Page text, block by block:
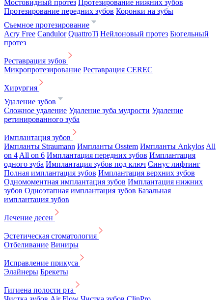
Мостовидный протез
Протезирование нижних зубов
Протезирование передних зубов Коронки на зубы
Съемное протезирование
Acry Free Candulor QuattroTi Нейлоновый протез Бюгельный
протез
Реставрация зубов
Микропротезирование Реставрация CEREC
Хирургия
Удаление зубов
Сложное удаление Удаление зуба мудрости Удаление
ретинированного зуба
Имплантация зубов
Импланты Straumann Импланты Osstem Импланты Ankylos All
on 4 All on 6 Имплантация передних зубов Имплантация
одного зуба Имплантация зубов под ключ Синус лифтинг
Полная имплантация зубов Имплантация верхних зубов
Одномоментная имплантация зубов Имплантация нижних
зубов Одноэтапная имплантация зубов Базальная
имплантация зубов
Лечение десен
Эстетическая стоматология
Отбеливание Виниры
Исправление прикуса
Элайнеры Брекеты
Гигиена полости рта